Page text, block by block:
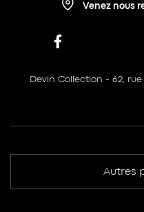
Venez nous
Devin Collection - 62,
Autres